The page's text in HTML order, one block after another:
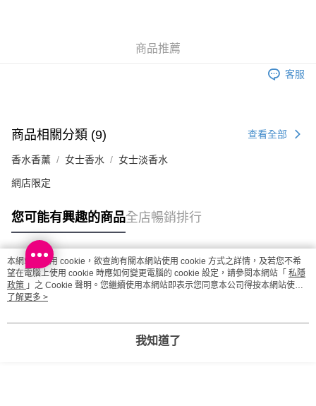
商品推薦
客服
商品相關分類 (9) 查看全部
香水香薰 女士香水 女士淡香水
網店限定
您可能有興趣的商品全店暢銷排行
熱門標籤
熱銷排行
本網站中使用 cookie，欲查詢有關本網站使用 cookie 方式之詳情，及若您不希
望在電腦上使用 cookie 時應如何變更電腦的 cookie 設定，請參閱本網站「 私隱
政策 」之 Cookie 聲明。您繼續使用本網站即表示您同意本公司得按本網站使用
條款之 Cookie 聲明使用 cookie。
了解更多 >
我知道了